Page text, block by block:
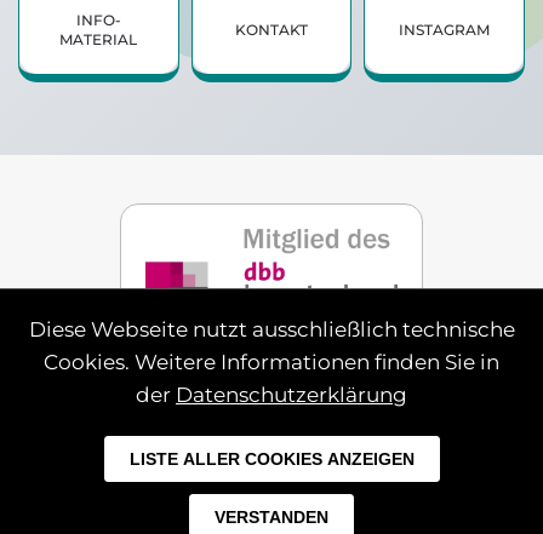
INFO­
MATERIAL
KONTAKT INSTAGRAM
2026VDS Niedersachsen. Alle Rechte
vorbehalten.
Diese Webseite nutzt ausschließlich technische
Cookies. Weitere Informationen finden Sie in
der Datenschutzerklärung
LISTE ALLER COOKIES ANZEIGEN
VERSTANDEN